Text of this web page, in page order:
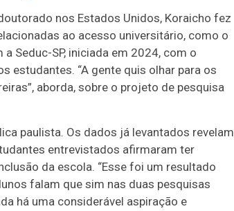
nos Estados Unidos, Koraicho fez
ao acesso universitário, como o
Seduc-SP, iniciada em 2024, com o
estudantes. “A gente quis olhar para os
aborda, sobre o projeto de pesquisa
paulista. Os dados já levantados revelam
entrevistados afirmaram ter
da escola. “Esse foi um resultado
falam que sim nas duas pesquisas
há uma considerável aspiração e